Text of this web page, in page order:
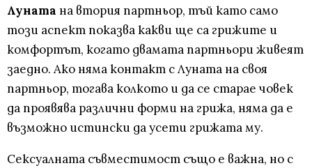
Луната на втория партньор, тъй като само
този аспект показва какви ще са грижите и
комфортът, когато двамата партньори живеят
заедно. Ако няма контакт с Луната на своя
партньор, тогава колкото и да се старае човек
да проявява различни форми на грижа, няма да е
възможно истински да усети грижата му.
Сексуалната съвместимост също е важна, но с